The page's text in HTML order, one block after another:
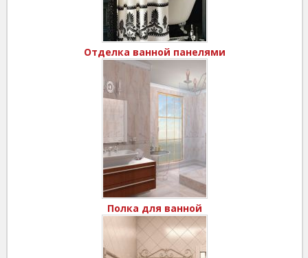
Отделка ванной панелями
Полка для ванной